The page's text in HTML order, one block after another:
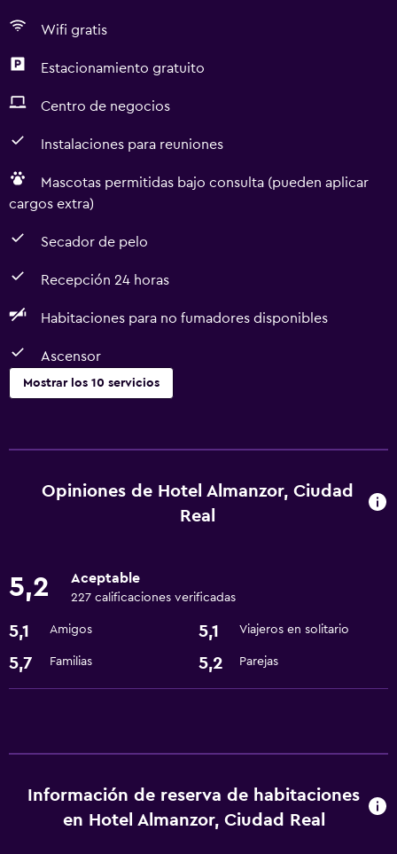
Wifi gratis
Estacionamiento gratuito
Centro de negocios
Instalaciones para reuniones
Mascotas permitidas bajo consulta (pueden aplicar
cargos extra)
Secador de pelo
Recepción 24 horas
Habitaciones para no fumadores disponibles
Ascensor
Mostrar los 10 servicios
Habitaciones para no fumadores disponibles
Ascensor
Mascotas permitidas bajo consulta (pueden aplicar cargos
Servicios y facilidades
Instalaciones para reuniones
Recepción 24 horas
Baño
Secador de pelo
Opiniones de Hotel Almanzor, Ciudad
Real
5,2 Aceptable
227 calificaciones verificadas
5,1 Amigos 5,1 Viajeros en solitario
5,7 Familias 5,2 Parejas
Información de reserva de habitaciones
en Hotel Almanzor, Ciudad Real